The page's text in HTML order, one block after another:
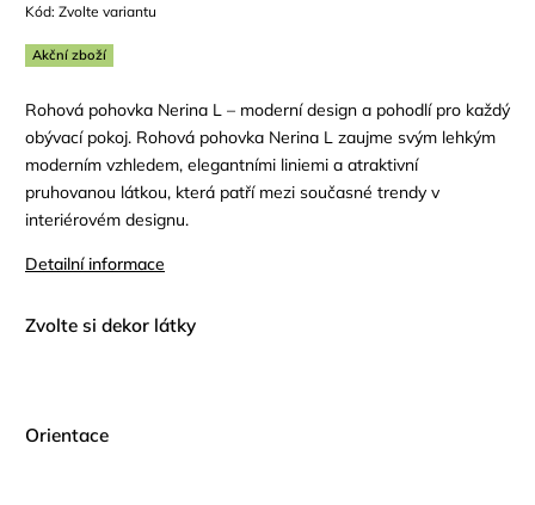
Kód: Zvolte variantu
Akční zboží
Rohová pohovka Nerina L – moderní design a pohodlí pro každý
obývací pokoj. Rohová pohovka Nerina L zaujme svým lehkým
moderním vzhledem, elegantními liniemi a atraktivní
pruhovanou látkou, která patří mezi současné trendy v
interiérovém designu.
Detailní informace
Zvolte si dekor látky
Orientace